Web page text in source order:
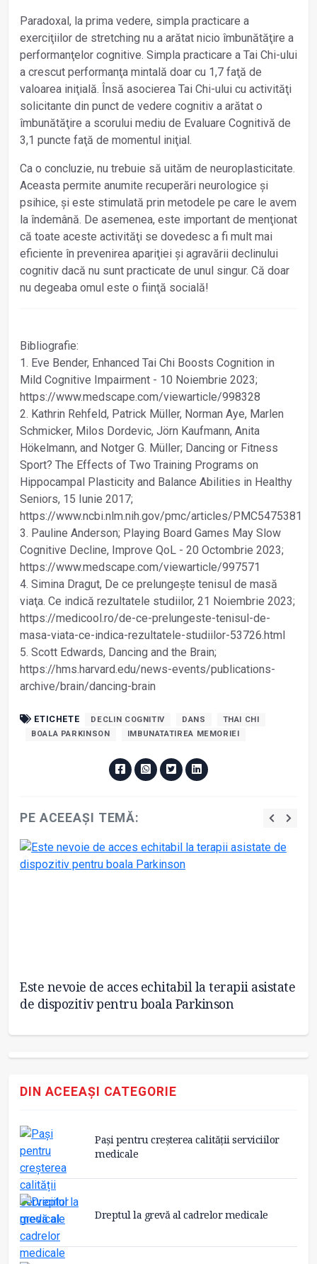
Paradoxal, la prima vedere, simpla practicare a
exerciţiilor de stretching nu a arătat nicio îmbunătăţire a
performanţelor cognitive. Simpla practicare a Tai Chi-ului
a crescut performanţa mintală doar cu 1,7 faţă de
valoarea iniţială. Însă asocierea Tai Chi-ului cu activităţi
solicitante din punct de vedere cognitiv a arătat o
îmbunătăţire a scorului mediu de Evaluare Cognitivă de
3,1 puncte faţă de momentul iniţial.
Ca o concluzie, nu trebuie să uităm de neuroplasticitate.
Aceasta permite anumite recuperări neurologice și
psihice, și este stimulată prin metodele pe care le avem
la îndemână. De asemenea, este important de menţionat
că toate aceste activităţi se dovedesc a fi mult mai
eficiente în prevenirea apariţiei și agravării declinului
cognitiv dacă nu sunt practicate de unul singur. Că doar
nu degeaba omul este o fiinţă socială!
Bibliografie:
1. Eve Bender, Enhanced Tai Chi Boosts Cognition in
Mild Cognitive Impairment - 10 Noiembrie 2023;
https://www.medscape.com/viewarticle/998328
2. Kathrin Rehfeld, Patrick Müller, Norman Aye, Marlen
Schmicker, Milos Dordevic, Jörn Kaufmann, Anita
Hökelmann, and Notger G. Müller; Dancing or Fitness
Sport? The Effects of Two Training Programs on
Hippocampal Plasticity and Balance Abilities in Healthy
Seniors, 15 Iunie 2017;
https://www.ncbi.nlm.nih.gov/pmc/articles/PMC5475381
3. Pauline Anderson; Playing Board Games May Slow
Cognitive Decline, Improve QoL - 20 Octombrie 2023;
https://www.medscape.com/viewarticle/997571
4. Simina Dragut, De ce prelungește tenisul de masă
viaţa. Ce indică rezultatele studiilor, 21 Noiembrie 2023;
https://medicool.ro/de-ce-prelungeste-tenisul-de-
masa-viata-ce-indica-rezultatele-studiilor-53726.html
5. Scott Edwards, Dancing and the Brain;
https://hms.harvard.edu/news-events/publications-
archive/brain/dancing-brain
ETICHETE DECLIN COGNITIV DANS
THAI CHI
BOALA PARKINSON
IMBUNATATIREA MEMORIEI
PE ACEEAȘI TEMĂ:
Este nevoie de acces echitabil la terapii asistate
de dispozitiv pentru boala Parkinson
DIN ACEEAȘI CATEGORIE
Pași pentru creșterea calității serviciilor
medicale
Dreptul la grevă al cadrelor medicale